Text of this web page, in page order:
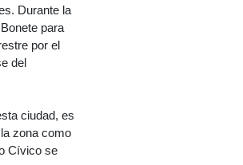
Durante la
para
por el
del
ciudad, es
zona como
Cívico se